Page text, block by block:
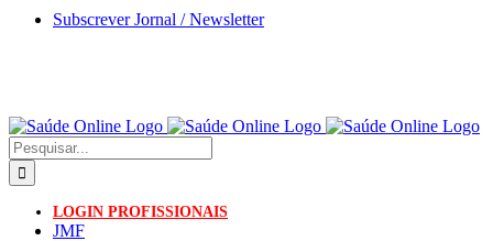
Skip
Subscrever Jornal / Newsletter
Pesquisar
LOGIN PROFISSIONAIS
JMF